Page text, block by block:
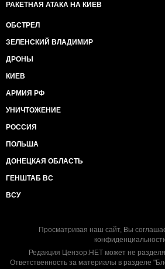
РАКЕТНАЯ АТАКА НА КИЕВ
ОБСТРЕЛ
ЗЕЛЕНСКИЙ ВЛАДИМИР
ДРОНЫ
КИЕВ
АРМИЯ РФ
УНИЧТОЖЕНИЕ
РОССИЯ
ПОЛЬША
ДОНЕЦКАЯ ОБЛАСТЬ
ГЕНШТАБ ВС
ВСУ
Просматривая наш сайт, Вы
Редакция Цензор.НЕТ может не
Ответственность за материалы в разделе